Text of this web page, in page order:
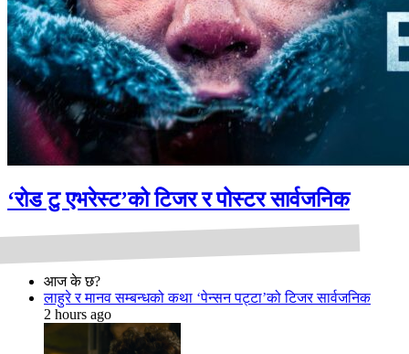
‘रोड टु एभरेस्ट’को टिजर र पोस्टर सार्वजनिक
आज के छ?
लाहुरे र मानव सम्बन्धको कथा ‘पेन्सन पट्टा’को टिजर सार्वजनिक
2 hours ago